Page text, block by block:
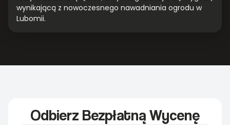
wynikającą z nowoczesnego nawadniania ogrodu w
Lubomii.
Odbierz Bezpłatną Wycenę